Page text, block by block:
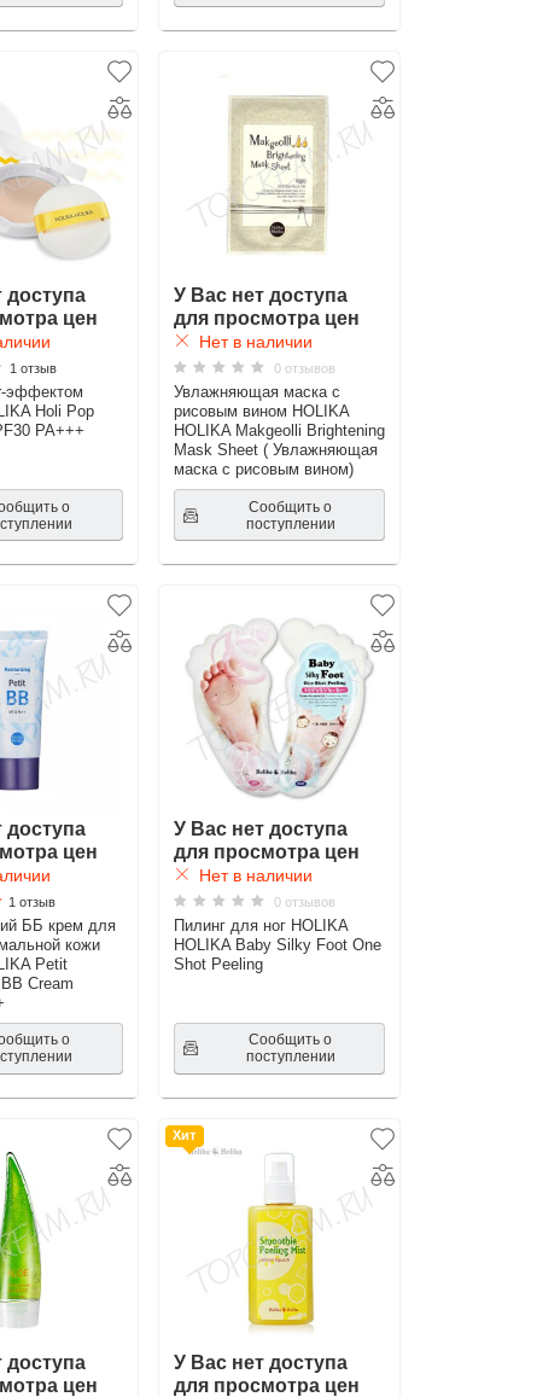
доступа
цен
1 отзыв
эффектом
Holi Pop
PA+++
о
У Вас нет доступа
для просмотра цен
Нет в наличии
0 отзывов
Увлажняющая маска с
рисовым вином HOLIKA
HOLIKA Makgeolli Brightening
Mask Sheet ( Увлажняющая
маска с рисовым вином)
Сообщить о
поступлении
доступа
цен
1 отзыв
ББ крем для
кожи
Petit
Cream
о
У Вас нет доступа
для просмотра цен
Нет в наличии
0 отзывов
Пилинг для ног HOLIKA
HOLIKA Baby Silky Foot One
Shot Peeling
Сообщить о
поступлении
доступа
цен
Хит
У Вас нет доступа
для просмотра цен